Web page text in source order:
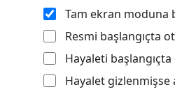
Tam ekran moduna
Resmi başlangıçta
Hayaleti
Hayalet gizlenmişse